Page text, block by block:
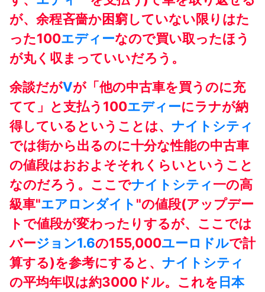
が、余程吝嗇か困窮していない限りはた
った100エディーなので買い取ったほう
が丸く収まっていいだろう。
余談だがVが「他の中古車を買うのに充
てて」と支払う100エディーにラナが納
得しているということは、 ナイトシティ
では街から出るのに十分な性能の中古車
の値段はおおよそそれくらいということ
なのだろう。ここでナイトシティ一の高
級車"エアロンダイト "の値段(アップデー
トで値段が変わったりするが、ここでは
バージョン1.6の155,000ユーロドルで計
算する)を参考にすると、 ナイトシティ
の平均年収は約3000ドル。これを日本